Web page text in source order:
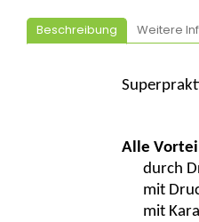
Beschreibung Weitere
Alle
durch
mit
mit